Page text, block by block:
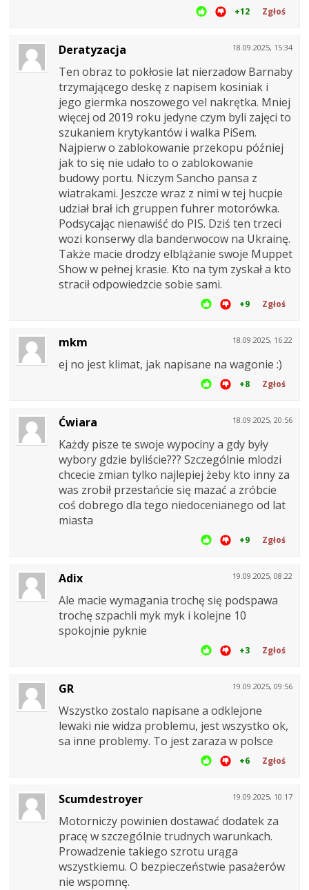
+12 Zgłoś
18.09.2025, 15:34
Deratyzacja
Ten obraz to pokłosie lat nierzadow Barnaby
trzymającego deskę z napisem kosiniak i
jego giermka noszowego vel nakrętka. Mniej
więcej od 2019 roku jedyne czym byli zajęci to
szukaniem krytykantów i walka PiSem.
Najpierw o zablokowanie przekopu później
jak to się nie udało to o zablokowanie
budowy portu. Niczym Sancho pansa z
wiatrakami. Jeszcze wraz z nimi w tej hucpie
udział brał ich gruppen fuhrer motorówka.
Podsycając nienawiść do PIS. Dziś ten trzeci
wozi konserwy dla banderwocow na Ukrainę.
Także macie drodzy elblążanie swoje Muppet
Show w pełnej krasie. Kto na tym zyskał a kto
stracił odpowiedzcie sobie sami.
+9 Zgłoś
18.09.2025, 16:22
mkm
ej no jest klimat, jak napisane na wagonie :)
+8 Zgłoś
18.09.2025, 20:56
Ćwiara
Każdy pisze te swoje wypociny a gdy były
wybory gdzie byliście??? Szczególnie mlodzi
chcecie zmian tylko najlepiej żeby kto inny za
was zrobił przestańcie się mazać a zróbcie
coś dobrego dla tego niedocenianego od lat
miasta
+9 Zgłoś
19.09.2025, 08:22
Adix
Ale macie wymagania trochę się podspawa
trochę szpachli myk myk i kolejne 10
spokojnie pyknie
+3 Zgłoś
19.09.2025, 09:56
GR
Wszystko zostalo napisane a odklejone
lewaki nie widza problemu, jest wszystko ok,
sa inne problemy. To jest zaraza w polsce
+6 Zgłoś
19.09.2025, 10:17
Scumdestroyer
Motorniczy powinien dostawać dodatek za
pracę w szczególnie trudnych warunkach.
Prowadzenie takiego szrotu urąga
wszystkiemu. O bezpieczeństwie pasażerów
nie wspomnę.